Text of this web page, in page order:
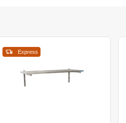
Express